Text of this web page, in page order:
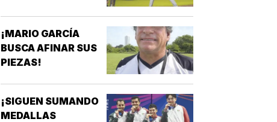
¡MARIO GARCÍA
BUSCA AFINAR SUS
PIEZAS!
¡SIGUEN SUMANDO
MEDALLAS